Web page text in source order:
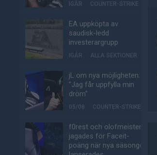
IGÅR COUNTER-STRIKE
EA uppköpta av
saudisk-ledd
investerargrupp
IGÅR ALLA SEKTIONER
jL om nya möjligheten:
"Jag får uppfylla min
dröm"
05/08 COUNTER-STRIKE
f0rest och olofmeister
jagades för Faceit-
poäng när nya säsongen